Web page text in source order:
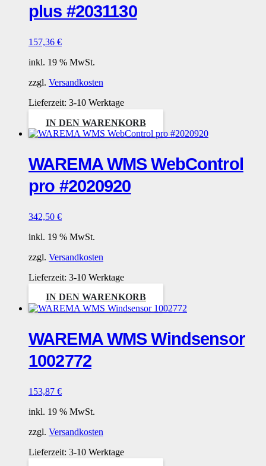
plus #2031130
157,36 €
inkl. 19 % MwSt.
zzgl. Versandkosten
Lieferzeit: 3-10 Werktage
IN DEN WARENKORB
WAREMA WMS WebControl
pro #2020920
342,50 €
inkl. 19 % MwSt.
zzgl. Versandkosten
Lieferzeit: 3-10 Werktage
IN DEN WARENKORB
WAREMA WMS Windsensor
1002772
153,87 €
inkl. 19 % MwSt.
zzgl. Versandkosten
Lieferzeit: 3-10 Werktage